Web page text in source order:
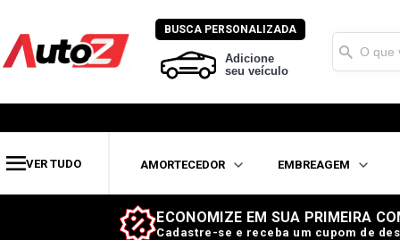
BUSCA PERSONALIZADA
Adicione
seu veículo
VER TUDO AMORTECEDOR EMBREAGEM
ECONOMIZE EM SUA PRIMEIRA
Cadastre-se e receba um cupom de